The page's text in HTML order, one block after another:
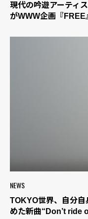
現代の吟遊アーティ
がWWW企画『FREE
NEWS
TOKYO世界、自分
めた新曲“Don’t ride